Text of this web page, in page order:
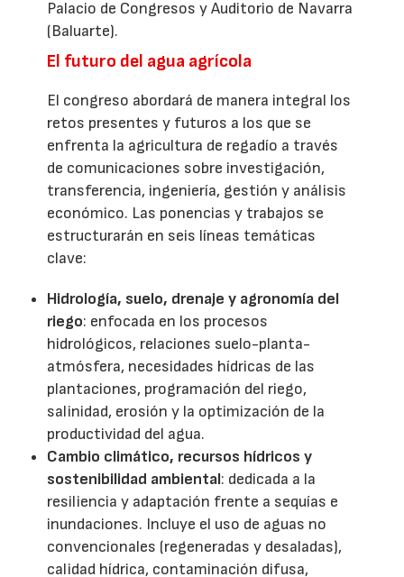
Palacio de Congresos y Auditorio de Navarra
(Baluarte).
El futuro del agua agrícola
El congreso abordará de manera integral los
retos presentes y futuros a los que se
enfrenta la agricultura de regadío a través
de comunicaciones sobre investigación,
transferencia, ingeniería, gestión y análisis
económico. Las ponencias y trabajos se
estructurarán en seis líneas temáticas
clave:
Hidrología, suelo, drenaje y agronomía del
riego: enfocada en los procesos
hidrológicos, relaciones suelo-planta-
atmósfera, necesidades hídricas de las
plantaciones, programación del riego,
salinidad, erosión y la optimización de la
productividad del agua.
Cambio climático, recursos hídricos y
sostenibilidad ambiental: dedicada a la
resiliencia y adaptación frente a sequías e
inundaciones. Incluye el uso de aguas no
convencionales (regeneradas y desaladas),
calidad hídrica, contaminación difusa,